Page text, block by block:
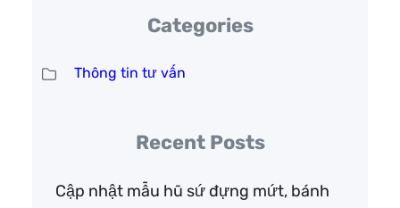
Categories
Thông tin tư vấn
Recent Posts
Cập nhật mẫu hũ sứ đựng mứt, bánh